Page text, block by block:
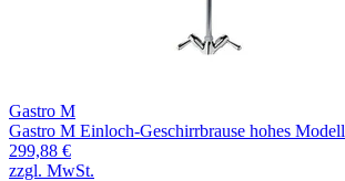
Gastro M
Gastro M Einloch-Geschirrbrause hohes Modell
299,88 €
zzgl. MwSt.